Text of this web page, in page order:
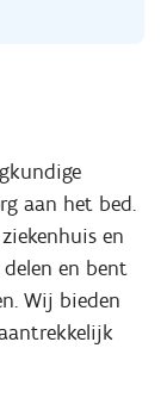
aan het bed.
en
en bent
Wij bieden